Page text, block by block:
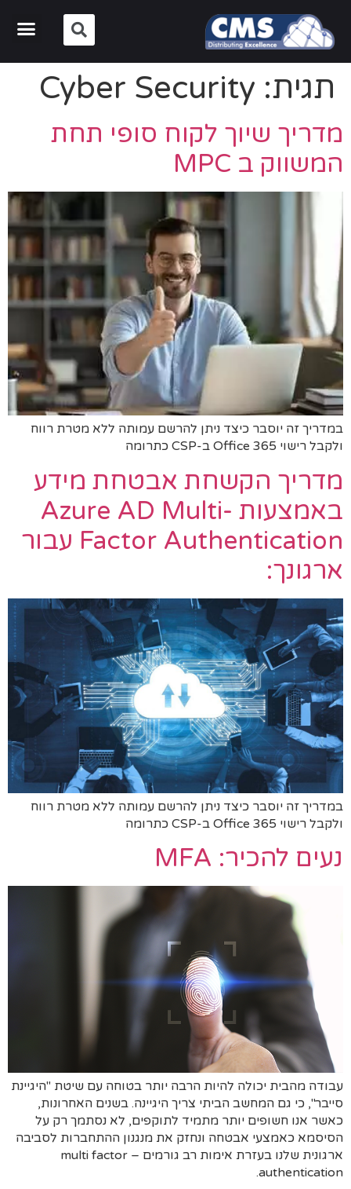
תגית: Cyber Security
מדריך שיוך לקוח סופי תחת
המשווק ב MPC
במדריך זה יוסבר כיצד ניתן להרשם עמותה ללא מטרת רווח
ולקבל רישוי Office 365 ב-CSP כתרומה
מדריך הקשחת אבטחת מידע
באמצעות Azure AD Multi-
Factor Authentication עבור
ארגונך:
במדריך זה יוסבר כיצד ניתן להרשם עמותה ללא מטרת רווח
ולקבל רישוי Office 365 ב-CSP כתרומה
נעים להכיר: MFA
עבודה מהבית יכולה להיות הרבה יותר בטוחה עם שיטת "היגיינת
סייבר", כי גם המחשב הביתי צריך היגיינה. בשנים האחרונות,
כאשר אנו חשופים יותר מתמיד לתוקפים, לא נסתמך רק על
הסיסמא כאמצעי אבטחה ונחזק את מנגנון ההתחברות לסביבה
ארגונית שלנו בעזרת אימות רב גורמים – multi factor
authentication.